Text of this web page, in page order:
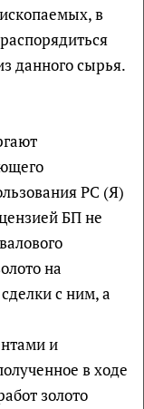
в
данного сырья.
РС (Я)
БП не
на
с ним, а
и
в ходе
золото